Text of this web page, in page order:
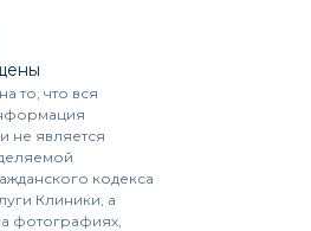
то, что вся
не является
кодекса
Клиники, а
фотографиях,